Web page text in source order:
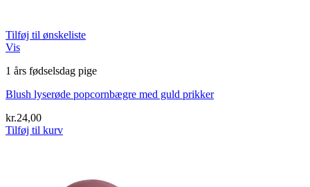
Tilføj til ønskeliste
Vis
1 års fødselsdag pige
Blush lyserøde popcornbægre med guld prikker
kr.24,00
Tilføj til kurv